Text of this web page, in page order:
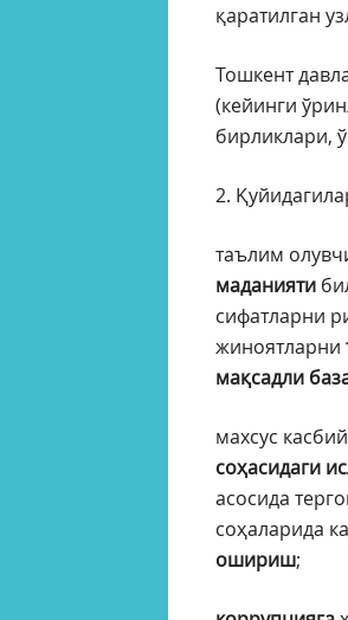
қаратилган
Тошкент
(кейинги
бирликлари,
2.
таълим
маданияти
сифатларни
жиноятларни
мақсадли
махсус
соҳасидаги
асосида
соҳаларида
ошириш;